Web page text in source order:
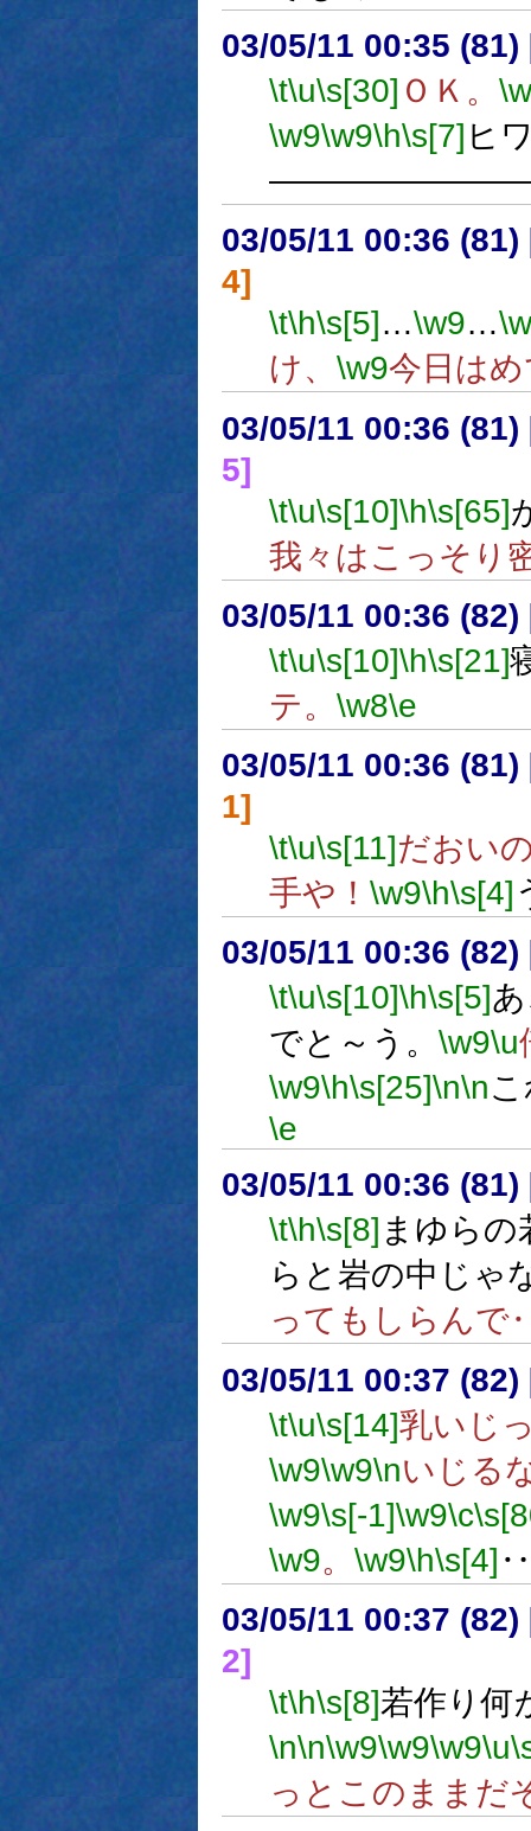
03/05/11 00:35 (81)
\t\u\s[30] ＯＫ。
\w9\w9\h\s[7] ヒ
――――――――
03/05/11 00:36 (81)
4]
\t\h\s[5] …\w9…
け、 \w9今日は
03/05/11 00:36 (81)
5]
\t\u\s[10]\h\s[65]
我々はこっそり
03/05/11 00:36 (82)
\t\u\s[10]\h\s[21]
テ。 \w8\e
03/05/11 00:36 (81)
1]
\t\u\s[11]だおい
手や！ \w9\h\s[4]
03/05/11 00:36 (82)
\t\u\s[10]\h\s[5]
でと～う。 \w9\u
\w9\h\s[25]\n\n
\e
03/05/11 00:36 (81)
\t\h\s[8] まゆら
らと岩の中じゃ
ってもしらんで
03/05/11 00:37 (82)
\t\u\s[14]乳いじ
\w9\w9\nいじる
\w9\s[-1]\w9\c
\w9。 \w9\h\s[4] ‥
03/05/11 00:37 (82)
2]
\t\h\s[8]若作り何
\n\n\w9\w9\w9\u
っとこのままだ